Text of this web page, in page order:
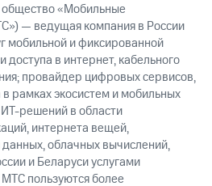
«Мобильные
— ведущая компания в России
мобильной и фиксированной
доступа в интернет, кабельного
провайдер цифровых сервисов,
рамках экосистем и мобильных
решений в области
интернета вещей,
облачных вычислений,
и Беларуси услугами
пользуются более